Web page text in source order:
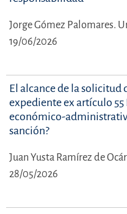
Jorge Gómez Palomares.
19/06/2026
El alcance de la solicitud
expediente ex artículo
económico-
sanción?
Juan Yusta Ramírez de
28/05/2026